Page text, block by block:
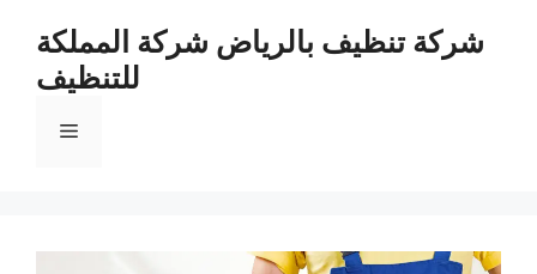
شركة تنظيف بالرياض شركة المملكة
للتنظيف
القائمة